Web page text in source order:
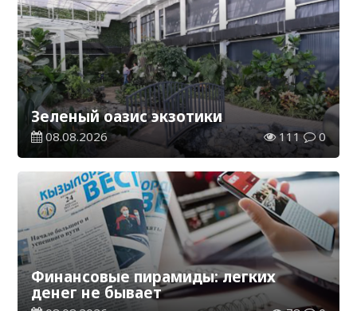
Зеленый оазис экзотики
08.08.2026 111 0
Финансовые пирамиды: легких
денег не бывает